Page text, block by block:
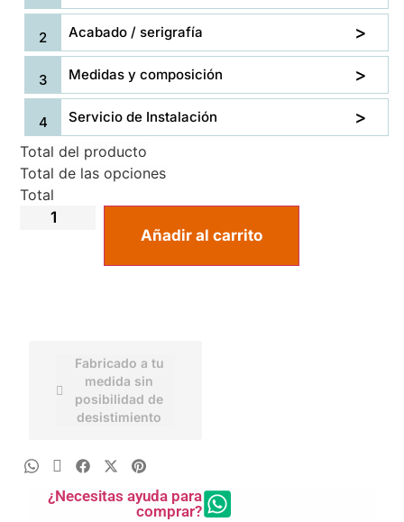
Acabado / serigrafía
Medidas y composición
Servicio de Instalación
Total del producto
Total de las opciones
Total
Añadir al carrito
Fabricado a tu
medida sin
posibilidad de
desistimiento
¿Necesitas ayuda para
comprar?